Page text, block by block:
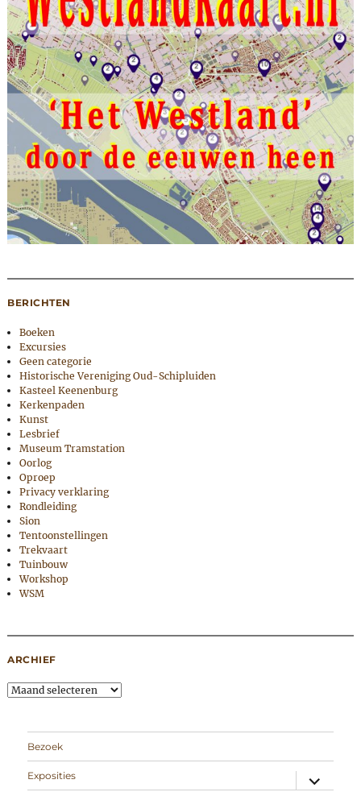
BERICHTEN
Boeken
Excursies
Geen categorie
Historische Vereniging Oud-Schipluiden
Kasteel Keenenburg
Kerkenpaden
Kunst
Lesbrief
Museum Tramstation
Oorlog
Oproep
Privacy verklaring
Rondleiding
Sion
Tentoonstellingen
Trekvaart
Tuinbouw
Workshop
WSM
ARCHIEF
Archief
Bezoek
Exposities
expand
child